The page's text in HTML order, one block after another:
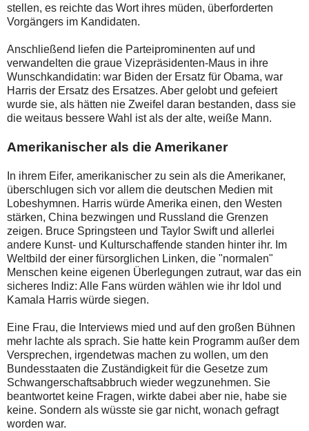
stellen, es reichte das Wort ihres müden, überforderten
Vorgängers im Kandidaten.
Anschließend liefen die Parteiprominenten auf und
verwandelten die graue Vizepräsidenten-Maus in ihre
Wunschkandidatin: war Biden der Ersatz für Obama, war
Harris der Ersatz des Ersatzes. Aber gelobt und gefeiert
wurde sie, als hätten nie Zweifel daran bestanden, dass sie
die weitaus bessere Wahl ist als der alte, weiße Mann.
Amerikanischer als die Amerikaner
In ihrem Eifer, amerikanischer zu sein als die Amerikaner,
überschlugen sich vor allem die deutschen Medien mit
Lobeshymnen. Harris würde Amerika einen, den Westen
stärken, China bezwingen und Russland die Grenzen
zeigen. Bruce Springsteen und Taylor Swift und allerlei
andere Kunst- und Kulturschaffende standen hinter ihr. Im
Weltbild der einer fürsorglichen Linken, die "normalen"
Menschen keine eigenen Überlegungen zutraut, war das ein
sicheres Indiz: Alle Fans würden wählen wie ihr Idol und
Kamala Harris würde siegen.
Eine Frau, die Interviews mied und auf den großen Bühnen
mehr lachte als sprach. Sie hatte kein Programm außer dem
Versprechen, irgendetwas machen zu wollen, um den
Bundesstaaten die Zuständigkeit für die Gesetze zum
Schwangerschaftsabbruch wieder wegzunehmen. Sie
beantwortet keine Fragen, wirkte dabei aber nie, habe sie
keine. Sondern als wüsste sie gar nicht, wonach gefragt
worden war.